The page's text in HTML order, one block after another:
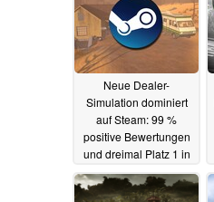
Neue Dealer-
Simulation dominiert
auf Steam: 99 %
positive Bewertungen
und dreimal Platz 1 in
SteamDB-Charts
25.03.2025